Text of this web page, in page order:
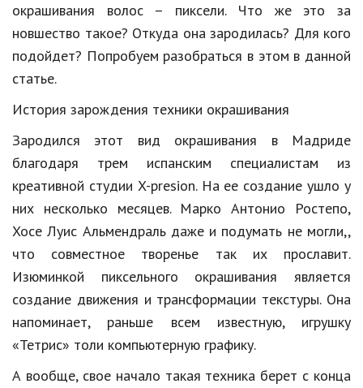
Обзоры
Рецепты
Красота и здоровье
Hi-Tech. Интернет
Авто, мото
Дом и сад
Недвижимость
Спорт и фитнес
Психология и отношения
Творчество и рукоделие
Разное
Работа и бизнес
окрашивания волос – пиксели. Что же это за
новшество такое? Откуда она зародилась? Для кого
подойдет? Попробуем разобраться в этом в данной
статье.
История зарождения техники окрашивания
Зародился этот вид окрашивания в Мадриде
благодаря трем испанским специалистам из
креативной студии X-presion. На ее создание ушло у
них несколько месяцев. Марко Антонио Ростепо,
Хосе Луис Альмендраль даже и подумать не могли,,
что совместное творенье так их прославит.
Изюминкой пиксельного окрашивания является
создание движения и трансформации текстуры. Она
напоминает, раньше всем известную, игрушку
«Тетрис» толи компьютерную графику.
А вообще, свое начало такая техника берет с конца